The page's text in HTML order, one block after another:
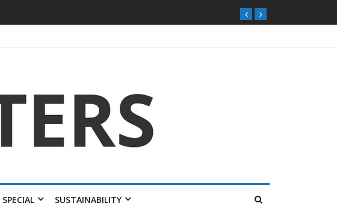
SPECIAL SUSTAINABILITY